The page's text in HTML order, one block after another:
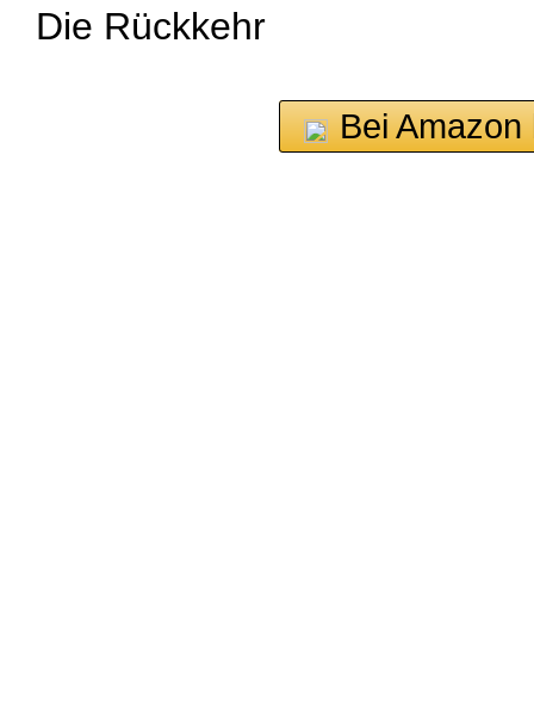
Die Rückkehr
Bei Amazon